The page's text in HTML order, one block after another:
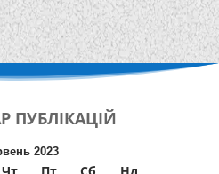
ПУБЛІКАЦІЙ
2023